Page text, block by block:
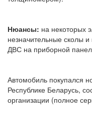
Нюансы: на некоторых
незначительные сколы
ДВС на приборной
Автомобиль покупался
Республике Беларусь,
организации (полное